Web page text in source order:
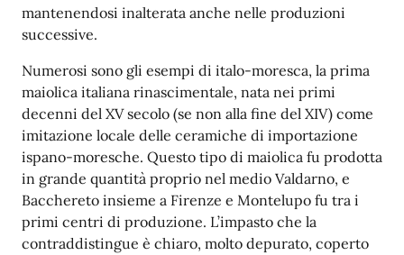
mantenendosi inalterata anche nelle produzioni
successive.
Numerosi sono gli esempi di italo-moresca, la prima
maiolica italiana rinascimentale, nata nei primi
decenni del XV secolo (se non alla fine del XIV) come
imitazione locale delle ceramiche di importazione
ispano-moresche. Questo tipo di maiolica fu prodotta
in grande quantità proprio nel medio Valdarno, e
Bacchereto insieme a Firenze e Montelupo fu tra i
primi centri di produzione. L’impasto che la
contraddistingue è chiaro, molto depurato, coperto